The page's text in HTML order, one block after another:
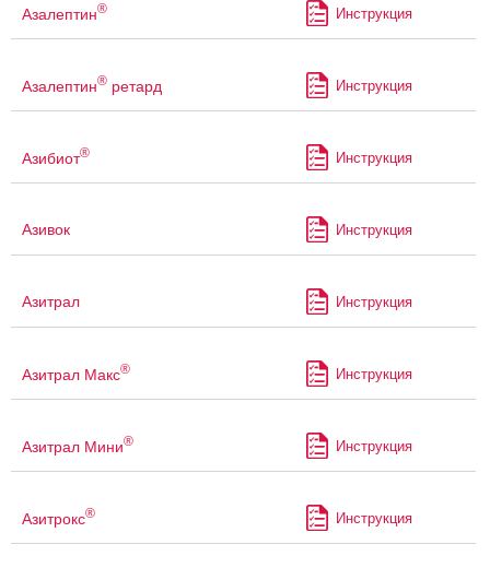
Азалептин® Инструкция
Азалептин® ретард Инструкция
Азибиот® Инструкция
Азивок Инструкция
Азитрал Инструкция
Азитрал Макс® Инструкция
Азитрал Мини® Инструкция
Азитрокс® Инструкция